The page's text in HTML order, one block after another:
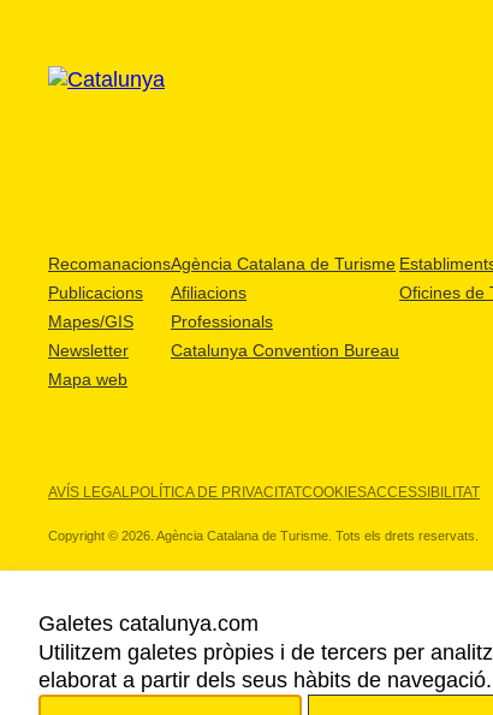
Recomanacions
Publicacions
Mapes/GIS
Newsletter
Mapa web
Agència Catalana de Turisme
Afiliacions
Professionals
Catalunya Convention Bureau
Oficines de
AVÍS LEGALPOLÍTICA DE PRIVACITATCOOKIESACCESSIBILITAT
Copyright © 2026. Agència Catalana de Turisme. Tots els drets reservats.
ELS NOSTRES PARTNERS
Galetes catalunya.com
Utilitzem galetes pròpies i de tercers per
elaborat a partir dels seus hàbits de